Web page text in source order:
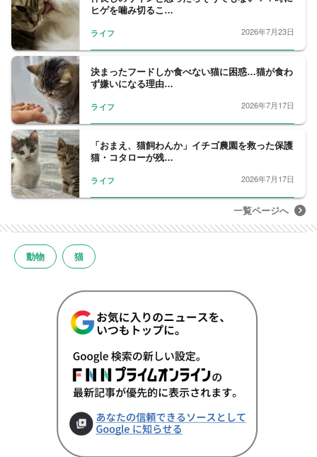
ヒゲを噛み切るこ…
ライフ 2026年7月23日
決まったフードしか食べない猫に困惑…猫が食わ
ず嫌いになる理由…
ライフ 2026年7月17日
「おまえ、猫飼わんか」イチゴ農園を救った保護
猫・コタローが残…
ライフ 2026年7月17日
一覧ページへ
動物 猫